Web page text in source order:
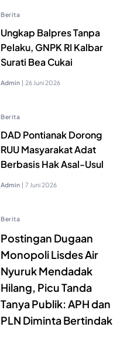
Berita
Ungkap Balpres Tanpa
Pelaku, GNPK RI Kalbar
Surati Bea Cukai
Admin | 26 Juni 2026
Berita
DAD Pontianak Dorong
RUU Masyarakat Adat
Berbasis Hak Asal-Usul
Admin | 7 Juni 2026
Berita
Postingan Dugaan
Monopoli Lisdes Air
Nyuruk Mendadak
Hilang, Picu Tanda
Tanya Publik: APH dan
PLN Diminta Bertindak